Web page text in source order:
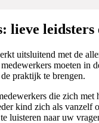
lieve leidsters
uitsluitend met de
moeten in
praktijk te brengen.
die zich
kind zich als vanzelf
luisteren naar uw